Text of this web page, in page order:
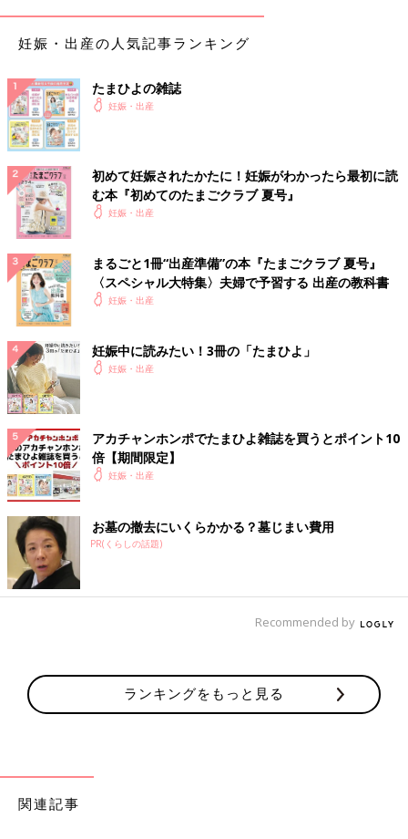
直前でまさかの性転換？みんなの予想を裏切り、ある日突然男の子になった我が子
妊娠発覚！2ミリくらいですと言われる。
転職活動中、「そういえば生理が来てないな。もしかして」と思
い、レディースクリニックに行きました。診察してみると妊娠し
ており、すでに6週でした。子どもは将来いずれと思っていまし
たが、結婚もまだまだ先のことだと思っていたので心の準備が全
くできておらず、正直ショックで「どうしよう」と思いました。
呆然としながらもエコー写真を見てだんだん産みたいという決心
がついてきました。
Tomomiさんの妊娠6週目のエコー写真 心拍確認で
きました
265日～
「ちゃんと大きくなっているかな？胎嚢の中に赤ちゃんは見える
という声にほっと胸を撫で下ろし、ピコピコ動くベビちゃん（
児 ネーム）の心拍を見ながら、「現実なのかな？」と信じられな
い気持ちでいっぱいでした。
妊娠・出産の人気記事ランキング
たまひよの雑誌
妊娠・出産
初めて妊娠されたかたに！妊娠がわかったら最初に読
む本『初めてのたまごクラブ 夏号』
妊娠・出産
まるごと1冊“出産準備”の本『たまごクラブ 夏号』
〈スペシャル大特集〉夫婦で予習する 出産の教科書
妊娠・出産
妊娠中に読みたい！3冊の「たまひよ」
妊娠・出産
アカチャンホンポでたまひよ雑誌を買うとポイント10
倍【期間限定】
妊娠・出産
お墓の撤去にいくらかかる？墓じまい費用
PR(くらしの話題)
Recommended by
ランキングをもっと見る
関連記事